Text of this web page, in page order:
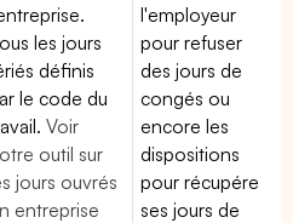
les jours
définis
le code du
Voir
outil sur
jours ouvrés
entreprise
l'employeur
pour refuser
des jours de
congés ou
encore les
dispositions
pour récupérer
ses jours de